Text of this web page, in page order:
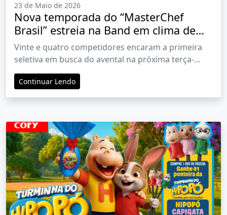
23 de Maio de 2026
Nova temporada do “MasterChef
Brasil” estreia na Band em clima de
Copa do Mundo e com três
eliminações
Vinte e quatro competidores encaram a primeira
seletiva em busca do avental na próxima terça-
feira, às 22h30
Continuar Lendo